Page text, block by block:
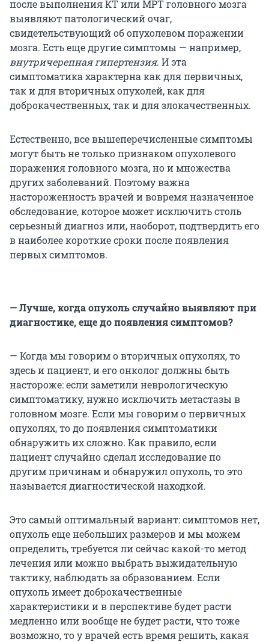
после выполнения КТ или МРТ головного мозга
выявляют патологический очаг,
свидетельствующий об опухолевом поражении
мозга. Есть еще другие симптомы — например,
внутричерепная гипертензия. И эта
симптоматика характерна как для первичных,
так и для вторичных опухолей, как для
доброкачественных, так и для злокачественных.
Естественно, все вышеперечисленные симптомы
могут быть не только признаком опухолевого
поражения головного мозга, но и множества
других заболеваний. Поэтому важна
настороженность врачей и вовремя назначенное
обследование, которое может исключить столь
серьезный диагноз или, наоборот, подтвердить его
в наиболее короткие сроки после появления
первых симптомов.
— Лучше, когда опухоль случайно выявляют при
диагностике, еще до появления симптомов?
— Когда мы говорим о вторичных опухолях, то
здесь и пациент, и его онколог должны быть
настороже: если заметили неврологическую
симптоматику, нужно исключить метастазы в
головном мозге. Если мы говорим о первичных
опухолях, то до появления симптоматики
обнаружить их сложно. Как правило, если
пациент случайно сделал исследование по
другим причинам и обнаружил опухоль, то это
называется диагностической находкой.
Это самый оптимальный вариант: симптомов нет,
опухоль еще небольших размеров и мы можем
определить, требуется ли сейчас какой-то метод
лечения или можно выбрать выжидательную
тактику, наблюдать за образованием. Если
опухоль имеет доброкачественные
характеристики и в перспективе будет расти
медленно или вообще не будет расти, что тоже
возможно, то у врачей есть время решить, какая